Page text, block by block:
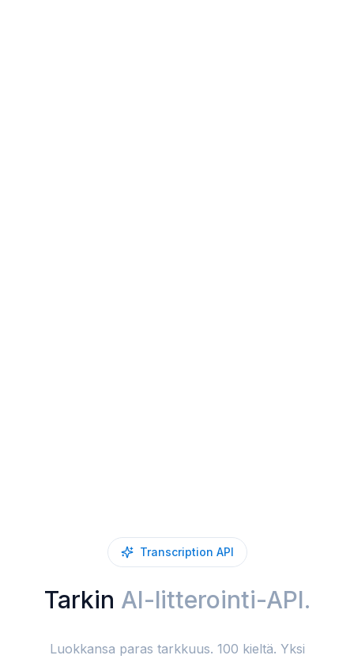
Transcription API
Tarkin AI-litterointi-API.
Luokkansa paras tarkkuus. 100 kieltä. Yksi